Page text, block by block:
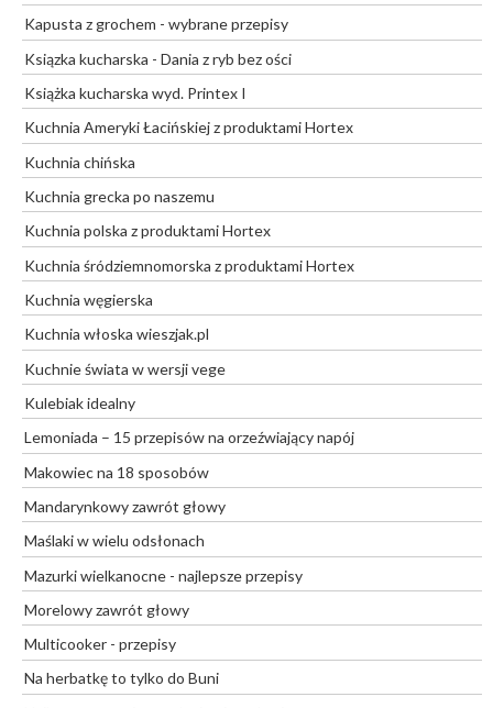
Kapusta z grochem - wybrane przepisy
Ksiązka kucharska - Dania z ryb bez ości
Książka kucharska wyd. Printex I
Kuchnia Ameryki Łacińskiej z produktami Hortex
Kuchnia chińska
Kuchnia grecka po naszemu
Kuchnia polska z produktami Hortex
Kuchnia śródziemnomorska z produktami Hortex
Kuchnia węgierska
Kuchnia włoska wieszjak.pl
Kuchnie świata w wersji vege
Kulebiak idealny
Lemoniada – 15 przepisów na orzeźwiający napój
Makowiec na 18 sposobów
Mandarynkowy zawrót głowy
Maślaki w wielu odsłonach
Mazurki wielkanocne - najlepsze przepisy
Morelowy zawrót głowy
Multicooker - przepisy
Na herbatkę to tylko do Buni